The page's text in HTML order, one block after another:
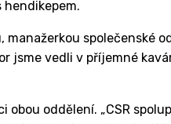
manažerkou společenské
jsme vedli v příjemné
obou oddělení. „CSR